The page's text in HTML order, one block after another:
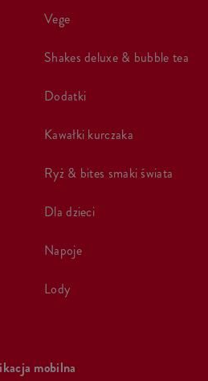
vege
shakes deluxe & bubble tea
dodatki
kawałki kurczaka
ryż & bites smaki świata
dla dzieci
napoje
lody
mobilna